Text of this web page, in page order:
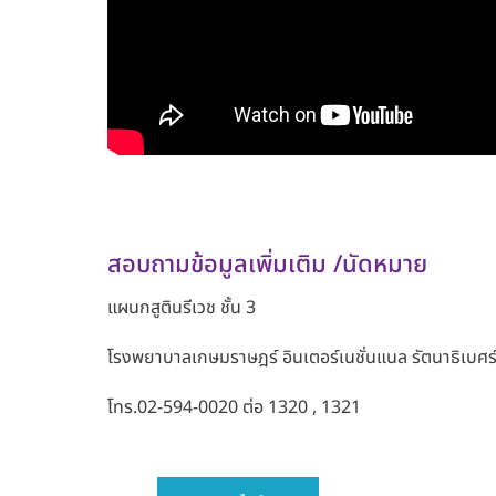
สอบถามข้อมูลเพิ่มเติม /นัดหมาย
แผนกสูตินรีเวช ชั้น 3
โรงพยาบาลเกษมราษฎร์ อินเตอร์เนชั่นแนล รัตนาธิเบศร์
โทร.02-594-0020 ต่อ 1320 , 1321